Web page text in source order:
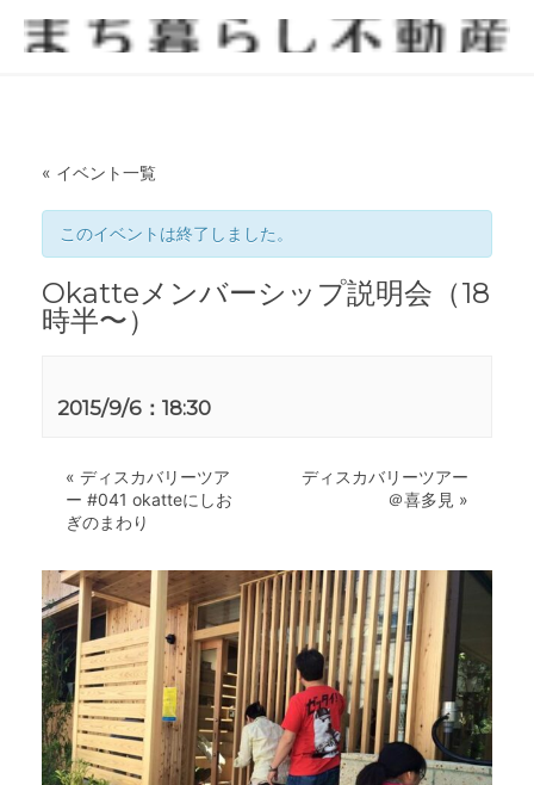
« イベント一覧
このイベントは終了しました。
Okatteメンバーシップ説明会（18
時半〜）
2015/9/6：18:30
« ディスカバリーツア
ー #041 okatteにしお
ぎのまわり
ディスカバリーツアー
＠喜多見 »